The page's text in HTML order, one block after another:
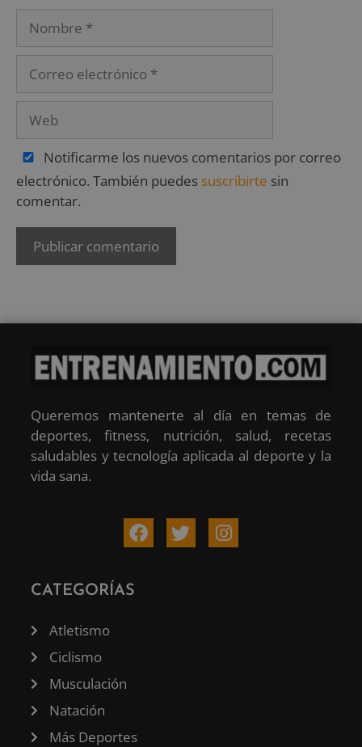
Notificarme los nuevos comentarios por correo
electrónico. También puedes suscribirte sin
comentar.
Queremos mantenerte al día en temas de
deportes, fitness, nutrición, salud, recetas
saludables y tecnología aplicada al deporte y la
vida sana.
CATEGORÍAS
Atletismo
Ciclismo
Musculación
Natación
Más Deportes